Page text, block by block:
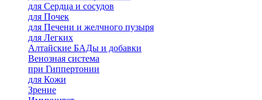
для Сердца и сосудов
для Почек
для Печени и желчного пузыря
для Легких
Алтайские БАДы и добавки
Венозная система
при Гиппертонии
для Кожи
Зрение